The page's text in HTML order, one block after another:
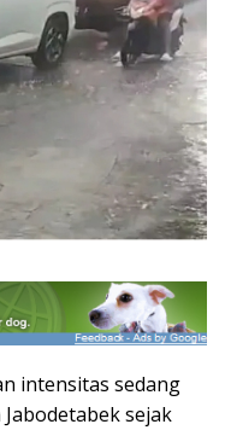
intensitas sedang
sejak